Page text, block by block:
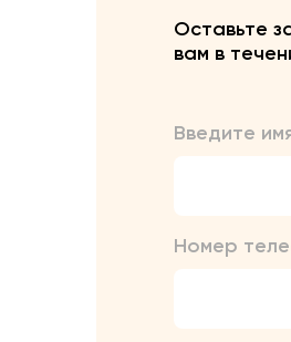
Оставьте
вам в
Введите
Номер